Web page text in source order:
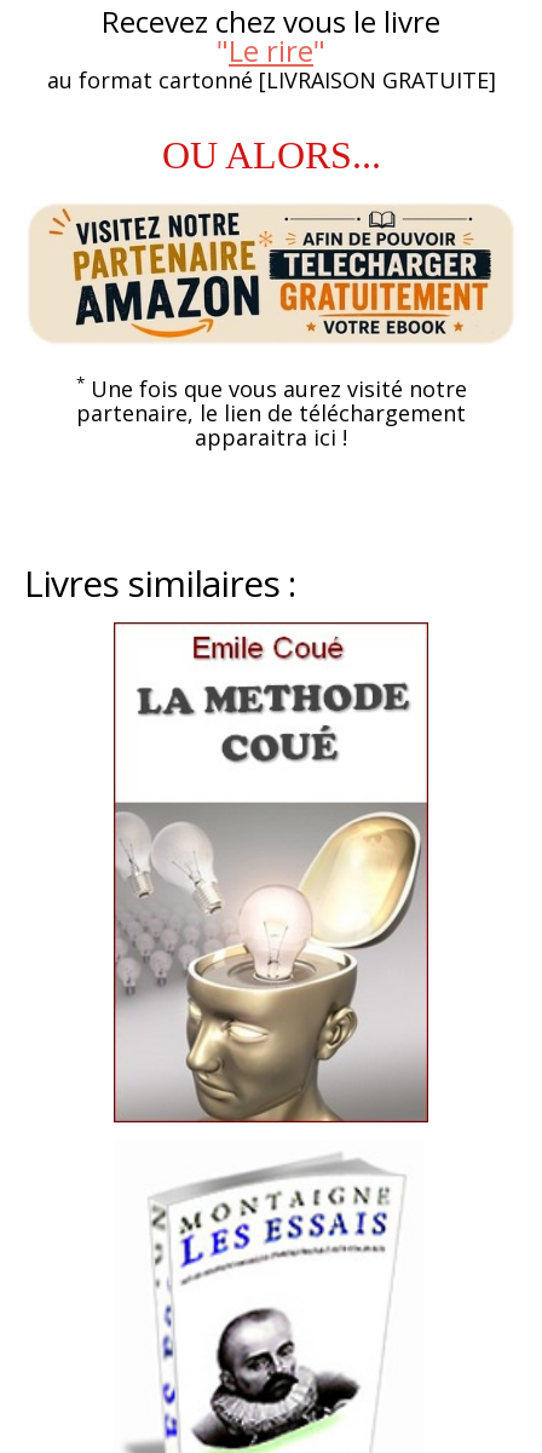
Recevez chez vous le livre
"Le rire"
au format cartonné [LIVRAISON GRATUITE]
OU ALORS...
*Une fois que vous aurez visité notre
partenaire, le lien de téléchargement
apparaitra ici !
Livres similaires :